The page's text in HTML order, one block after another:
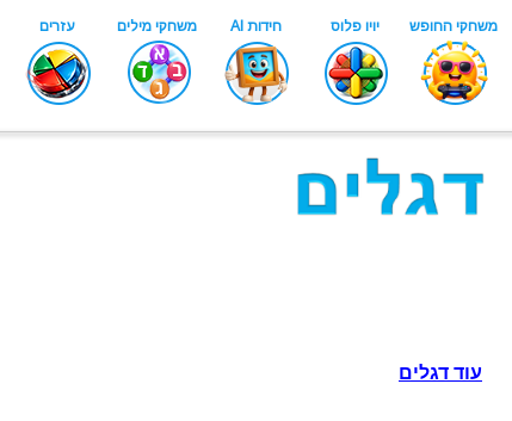
עוד דגלים